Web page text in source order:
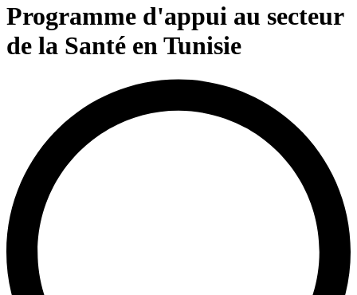
Programme d'appui au secteur
de la Santé en Tunisie